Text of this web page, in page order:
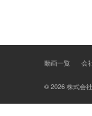
ー
ン
動画一覧 会
© 2026 株式会